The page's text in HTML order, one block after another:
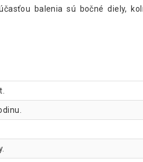
balenia sú bočné diely,